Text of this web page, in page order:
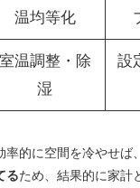
温均等化
室温調整・除
湿
設
的に空間を冷やせば、
るため、結果的に家計